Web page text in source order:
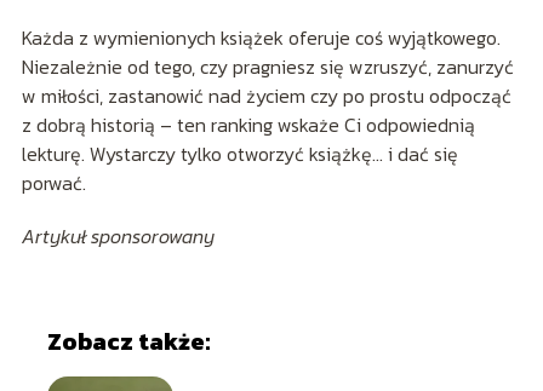
Każda z wymienionych książek oferuje coś wyjątkowego.
Niezależnie od tego, czy pragniesz się wzruszyć, zanurzyć
w miłości, zastanowić nad życiem czy po prostu odpocząć
z dobrą historią – ten ranking wskaże Ci odpowiednią
lekturę. Wystarczy tylko otworzyć książkę… i dać się
porwać.
Artykuł sponsorowany
Zobacz także: